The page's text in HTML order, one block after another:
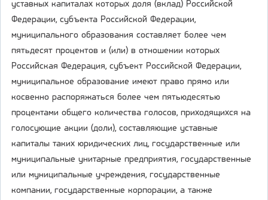
уставных капиталах которых доля (вклад) Российской
Федерации, субъекта Российской Федерации,
муниципального образования составляет более чем
пятьдесят процентов и (или) в отношении которых
Российская Федерация, субъект Российской Федерации,
муниципальное образование имеют право прямо или
косвенно распоряжаться более чем пятьюдесятью
процентами общего количества голосов, приходящихся на
голосующие акции (доли), составляющие уставные
капиталы таких юридических лиц, государственные или
муниципальные унитарные предприятия, государственные
или муниципальные учреждения, государственные
компании, государственные корпорации, а также